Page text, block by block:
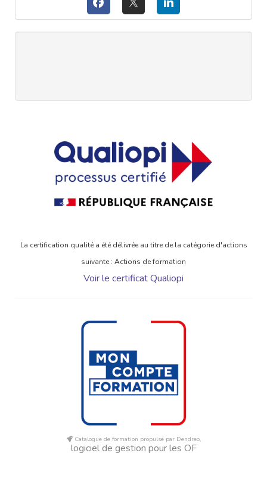
La certification qualité a été délivrée au titre de la catégorie d'actions
suivante : Actions de formation
Voir le certificat Qualiopi
Catalogue de formation propulsé par Dendreo,
logiciel de gestion pour les OF